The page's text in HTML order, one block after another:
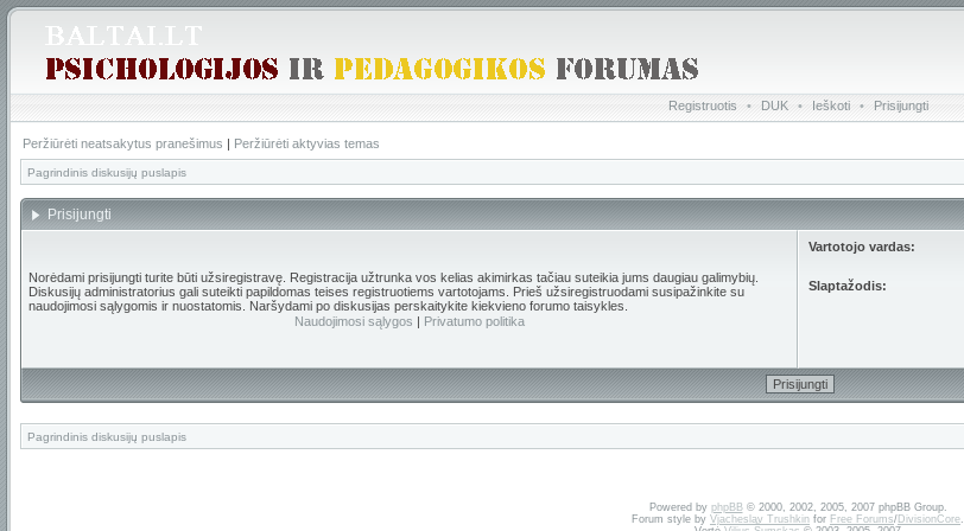
Registruotis • DUK • Ieškoti • Prisijungti
Peržiūrėti neatsakytus pranešimus | Peržiūrėti aktyvias temas
Pagrindinis diskusijų puslapis
Prisijungti
Norėdami prisijungti turite būti užsiregistravę. Registracija užtrunka vos kelias akimirkas tačiau suteikia jums daugiau galimybių.
Diskusijų administratorius gali suteikti papildomas teises registruotiems vartotojams. Prieš užsiregistruodami susipažinkite su
naudojimosi sąlygomis ir nuostatomis. Naršydami po diskusijas perskaitykite kiekvieno forumo taisykles.
Naudojimosi sąlygos | Privatumo politika
Vartotojo vardas:
Slaptažodis:
Pagrindinis diskusijų puslapis
Powered by phpBB© 2000, 2002, 2005, 2007 phpBB Group.
Forum style by Vjacheslav Trushkin for Free Forums/ DivisionCore.